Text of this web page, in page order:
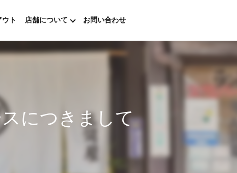
ト 店舗について お問い合わせ
につきまして